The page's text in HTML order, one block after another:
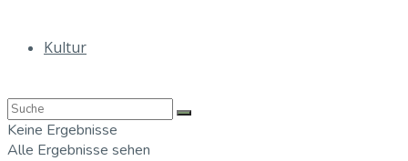
Kultur
Keine Ergebnisse
Alle Ergebnisse sehen